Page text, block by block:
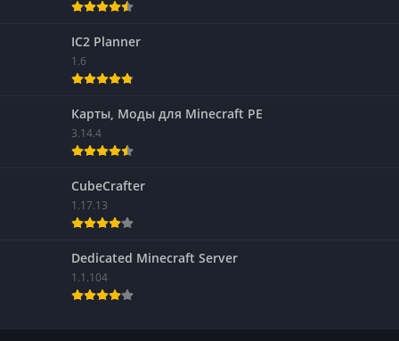
IC2 Planner
1.6
Карты, Моды для Minecraft PE
3.14.4
CubeCrafter
1.17.13
Dedicated Minecraft Server
1.1.104